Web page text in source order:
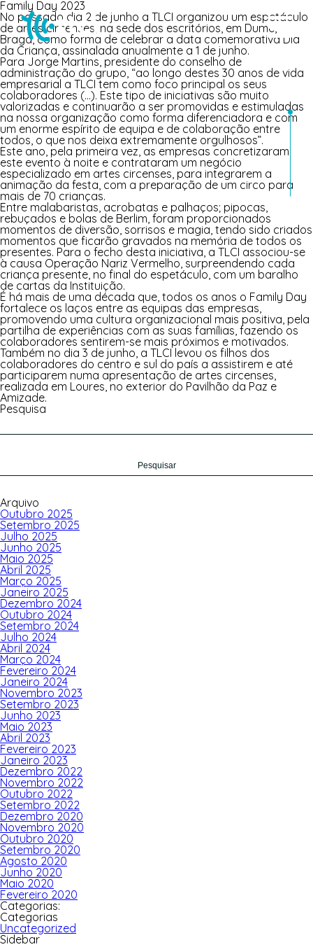
Family Day 2023
No passado dia 2 de junho a TLCI organizou um espetáculo
de artes circenses, na sede dos escritórios, em Dume,
Braga, como forma de celebrar a data comemorativa Dia
da Criança, assinalada anualmente a 1 de junho.
Para Jorge Martins, presidente do conselho de
administração do grupo, “ao longo destes 30 anos de vida
empresarial a TLCI tem como foco principal os seus
colaboradores (…). Este tipo de iniciativas são muito
valorizadas e continuarão a ser promovidas e estimuladas
na nossa organização como forma diferenciadora e com
um enorme espírito de equipa e de colaboração entre
todos, o que nos deixa extremamente orgulhosos”.
Este ano, pela primeira vez, as empresas concretizaram
este evento à noite e contrataram um negócio
especializado em artes circenses, para integrarem a
animação da festa, com a preparação de um circo para
mais de 70 crianças.
Entre malabaristas, acrobatas e palhaços; pipocas,
rebuçados e bolas de Berlim, foram proporcionados
momentos de diversão, sorrisos e magia, tendo sido criados
momentos que ficarão gravados na memória de todos os
presentes. Para o fecho desta iniciativa, a TLCI associou-se
à causa Operação Nariz Vermelho, surpreendendo cada
criança presente, no final do espetáculo, com um baralho
de cartas da Instituição.
É há mais de uma década que, todos os anos o Family Day
fortalece os laços entre as equipas das empresas,
promovendo uma cultura organizacional mais positiva, pela
partilha de experiências com as suas famílias, fazendo os
colaboradores sentirem-se mais próximos e motivados.
Também no dia 3 de junho, a TLCI levou os filhos dos
colaboradores do centro e sul do país a assistirem e até
participarem numa apresentação de artes circenses,
realizada em Loures, no exterior do Pavilhão da Paz e
Amizade.
Pesquisa
Pesquisar
por:
Arquivo
Outubro 2025
Setembro 2025
Julho 2025
Junho 2025
Maio 2025
Abril 2025
Março 2025
Janeiro 2025
Dezembro 2024
Outubro 2024
Setembro 2024
Julho 2024
Abril 2024
Março 2024
Fevereiro 2024
Janeiro 2024
Novembro 2023
Setembro 2023
Junho 2023
Maio 2023
Abril 2023
Fevereiro 2023
Janeiro 2023
Dezembro 2022
Novembro 2022
Outubro 2022
Setembro 2022
Dezembro 2020
Novembro 2020
Outubro 2020
Setembro 2020
Agosto 2020
Junho 2020
Maio 2020
Fevereiro 2020
Categorias:
Categorias
Uncategorized
Sidebar